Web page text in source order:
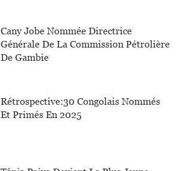
Cany Jobe Nommée Directrice
Générale De La Commission Pétrolière
De Gambie
Rétrospective:30 Congolais Nommés
Et Primés En 2025